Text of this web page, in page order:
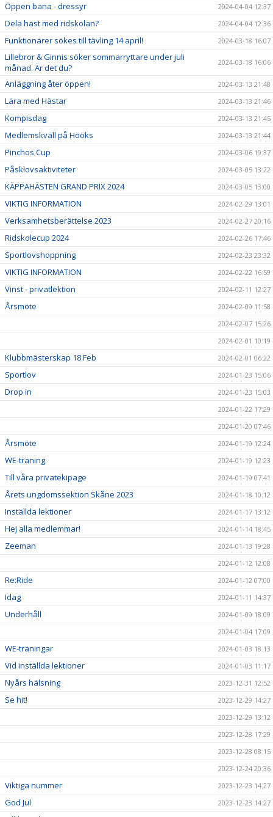
Öppen bana - dressyr 2024-04-04 12:37
Dela häst med ridskolan? 2024-04-04 12:36
Funktionärer sökes till tävling 14 april! 2024-03-18 16:07
Lillebror & Ginnis söker sommarryttare under juli
månad. Är det du?
2024-03-18 16:06
Anläggning åter öppen! 2024-03-13 21:48
Lära med Hästar 2024-03-13 21:46
Kompisdag 2024-03-13 21:45
Medlemskväll på Hööks 2024-03-13 21:44
Pinchos Cup 2024-03-06 19:37
Påsklovsaktiviteter 2024-03-05 13:22
KÄPPAHÄSTEN GRAND PRIX 2024 2024-03-05 13:00
VIKTIG INFORMATION 2024-02-29 13:01
Verksamhetsberättelse 2023 2024-02-27 20:16
Ridskolecup 2024 2024-02-26 17:46
Sportlovshoppning 2024-02-23 23:32
VIKTIG INFORMATION 2024-02-22 16:59
Vinst - privatlektion 2024-02-11 12:27
Årsmöte
2024-02-09 11:58
2024-02-07 15:26
2024-02-01 10:19
Klubbmästerskap 18 Feb 2024-02-01 06:22
Sportlov 2024-01-23 15:06
Drop in
2024-01-23 15:03
2024-01-22 17:29
2024-01-20 07:46
Årsmöte 2024-01-19 12:24
WE-träning 2024-01-19 12:23
Till våra privatekipage 2024-01-19 07:41
Årets ungdomssektion Skåne 2023 2024-01-18 10:12
Inställda lektioner 2024-01-17 13:12
Hej alla medlemmar! 2024-01-14 18:45
Zeeman
2024-01-13 19:28
2024-01-12 12:08
Re:Ride 2024-01-12 07:00
Idag 2024-01-11 14:37
Underhåll
2024-01-09 18:09
2024-01-04 17:09
WE-träningar 2024-01-03 18:13
Vid inställda lektioner 2024-01-03 11:17
Nyårs hälsning 2023-12-31 12:52
Se hit!
2023-12-29 14:27
2023-12-29 13:12
2023-12-28 17:29
2023-12-28 08:15
2023-12-24 20:36
Viktiga nummer 2023-12-23 14:27
God Jul 2023-12-23 14:27